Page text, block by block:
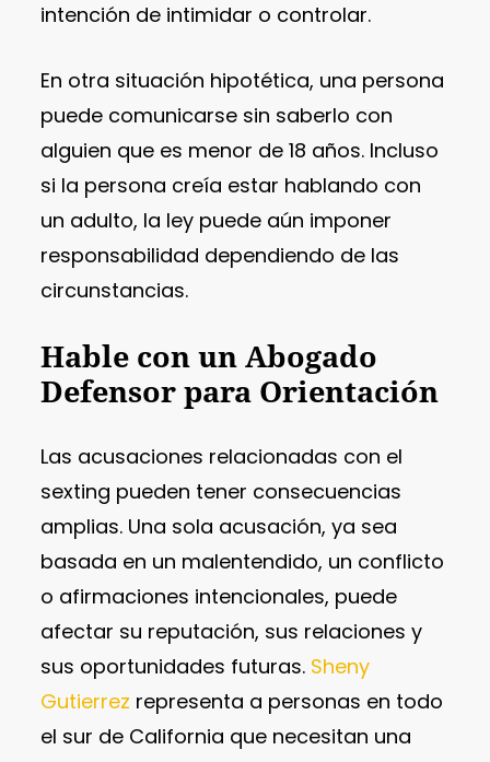
intención de intimidar o controlar.
En otra situación hipotética, una persona
puede comunicarse sin saberlo con
alguien que es menor de 18 años. Incluso
si la persona creía estar hablando con
un adulto, la ley puede aún imponer
responsabilidad dependiendo de las
circunstancias.
Hable con un Abogado
Defensor para Orientación
Las acusaciones relacionadas con el
sexting pueden tener consecuencias
amplias. Una sola acusación, ya sea
basada en un malentendido, un conflicto
o afirmaciones intencionales, puede
afectar su reputación, sus relaciones y
sus oportunidades futuras. Sheny
Gutierrez representa a personas en todo
el sur de California que necesitan una